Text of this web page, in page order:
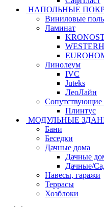
НАПОЛЬНЫЕ
Виниловые
Ламинат
Линолеум
IVC
Juteks
ЛеоЛайн
Сопутствующие
Плинтус
МОДУЛЬНЫЕ
Бани
Беседки
Дачные дома
Дачные
Дачные/
Навесы, гаражи
Террасы
Хозблоки